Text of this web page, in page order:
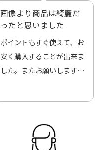
画像より商品は綺麗だ
ったと思いました
ポイントもすぐ使えて、お
安く購入することが出来ま
した。またお願いします、